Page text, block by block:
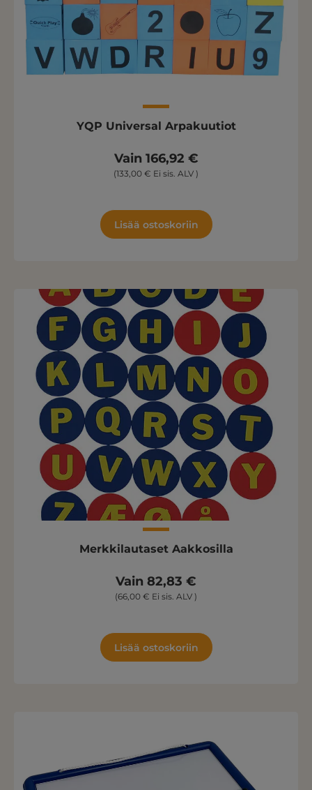
YQP Universal Arpakuutiot
Vain 166,92 €
(133,00 € Ei sis. ALV )
Lisää ostoskoriin
Merkkilautaset Aakkosilla
Vain 82,83 €
(66,00 € Ei sis. ALV )
Lisää ostoskoriin